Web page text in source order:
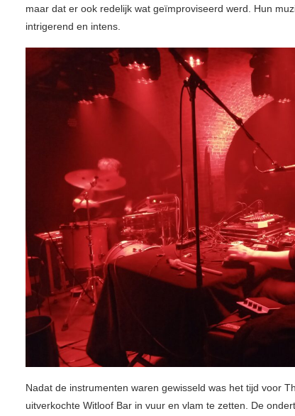
maar dat er ook redelijk wat geïmproviseerd werd. Hun
intrigerend en intens.
Nadat de instrumenten waren gewisseld was het tijd voor
uitverkochte Witloof Bar in vuur en vlam te zetten. De